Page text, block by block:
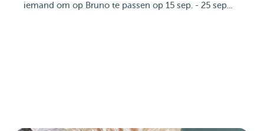
iemand om op Bruno te passen op 15 sep. - 25 sep...